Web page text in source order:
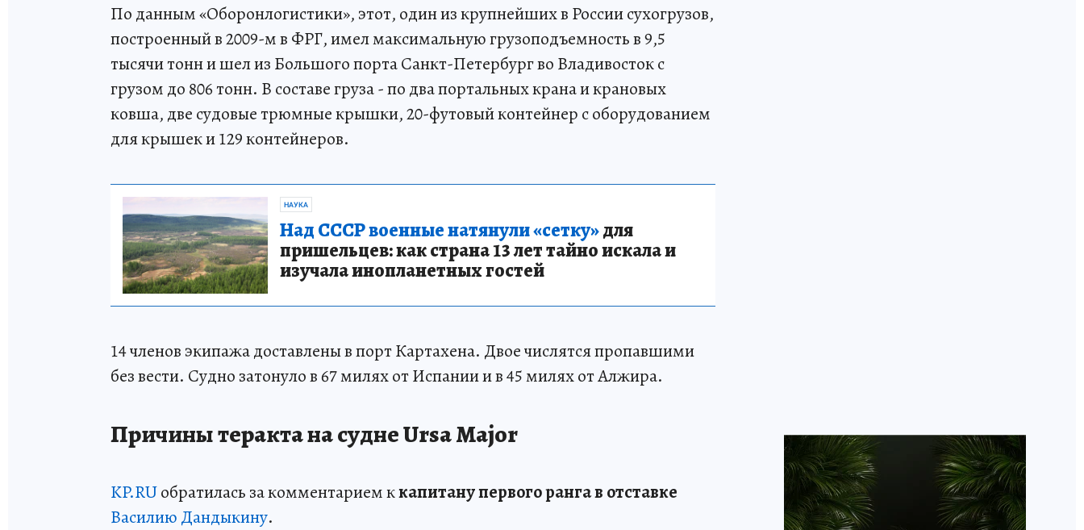
По данным «Оборонлогистики», этот, один из крупнейших в России сухогрузов,
построенный в 2009-м в ФРГ, имел максимальную грузоподъемность в 9,5
тысячи тонн и шел из Большого порта Санкт-Петербург во Владивосток с
грузом до 806 тонн. В составе груза - по два портальных крана и крановых
ковша, две судовые трюмные крышки, 20-футовый контейнер с оборудованием
для крышек и 129 контейнеров.
НАУКА
Над СССР военные натянули «сетку»для
пришельцев: как страна 13 лет тайно искала и
изучала инопланетных гостей
14 членов экипажа доставлены в порт Картахена. Двое числятся пропавшими
без вести. Судно затонуло в 67 милях от Испании и в 45 милях от Алжира.
Причины теракта на судне Ursa Major
KP.RUобратилась за комментарием ккапитану первого ранга в отставке
Василию Дандыкину.